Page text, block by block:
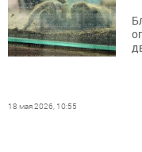
18 мая 2026, 10:55